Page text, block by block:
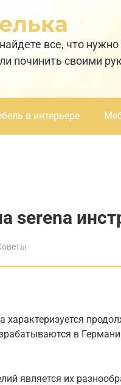
все, что
починить своими
в интерьере
serena
характеризуется
в
является их